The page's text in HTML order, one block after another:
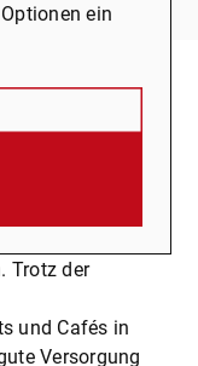
zentralen und
Trotz der
und Cafés in
Versorgung
ein